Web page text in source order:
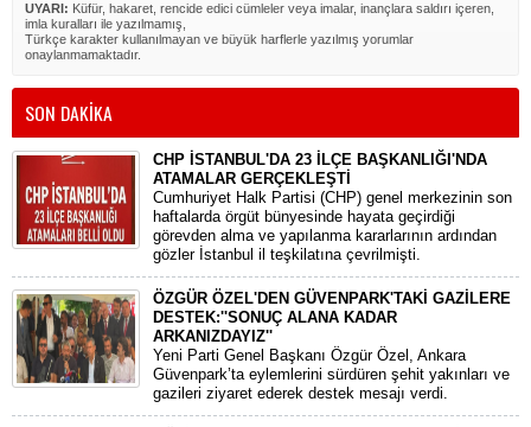
UYARI: Küfür, hakaret, rencide edici cümleler veya imalar, inançlara saldırı içeren,
imla kuralları ile yazılmamış,
Türkçe karakter kullanılmayan ve büyük harflerle yazılmış yorumlar
onaylanmamaktadır.
SON DAKİKA
CHP İSTANBUL'DA 23 İLÇE BAŞKANLIĞI'NDA
ATAMALAR GERÇEKLEŞTİ
​Cumhuriyet Halk Partisi (CHP) genel merkezinin son
haftalarda örgüt bünyesinde hayata geçirdiği
görevden alma ve yapılanma kararlarının ardından
gözler İstanbul il teşkilatına çevrilmişti.
ÖZGÜR ÖZEL'DEN GÜVENPARK'TAKİ GAZİLERE
DESTEK:''SONUÇ ALANA KADAR
ARKANIZDAYIZ''
​Yeni Parti Genel Başkanı Özgür Özel, Ankara
Güvenpark’ta eylemlerini sürdüren şehit yakınları ve
gazileri ziyaret ederek destek mesajı verdi.